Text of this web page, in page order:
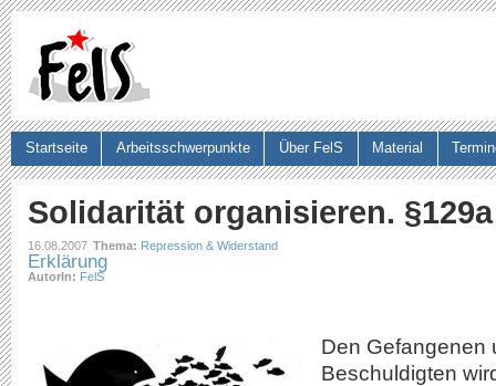
Solidarität organisieren.
16.08.2007 Thema: Repression & Widerstand
Erklärung
AutorIn: FelS
Den Gefangenen
Beschuldigten
Startseite Arbeitsschwerpunkte Über FelS Material
Suchformular